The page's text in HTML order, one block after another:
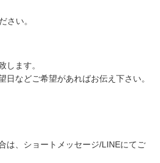
さい。
します。
日などご希望があればお伝え下さい。
は、ショートメッセージ/LINEにてご